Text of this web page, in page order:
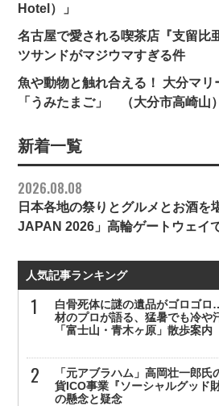
Hotel）」
名古屋で愛される喫茶店『支留比
ツサンドがマジウマすぎる件
魚や動物と触れ合える！ 大分マリ
「うみたまご」 （大分市高崎山）
新着一覧
2026.08.08
日本各地の祭りとグルメとお酒を
JAPAN 2026」高輪ゲートウェイ
人気記事ランキング
白骨死体に謎の遺品がゴロゴロ
材のプロが語る、猛暑でも冷や
「富士山・青木ヶ原」散歩案内
「元アブラハム」高岡壮一郎氏
貨ICO事業『ソーシャルグッド
の懸念と疑念